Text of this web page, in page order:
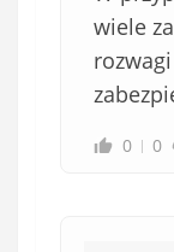
wiele
0 0